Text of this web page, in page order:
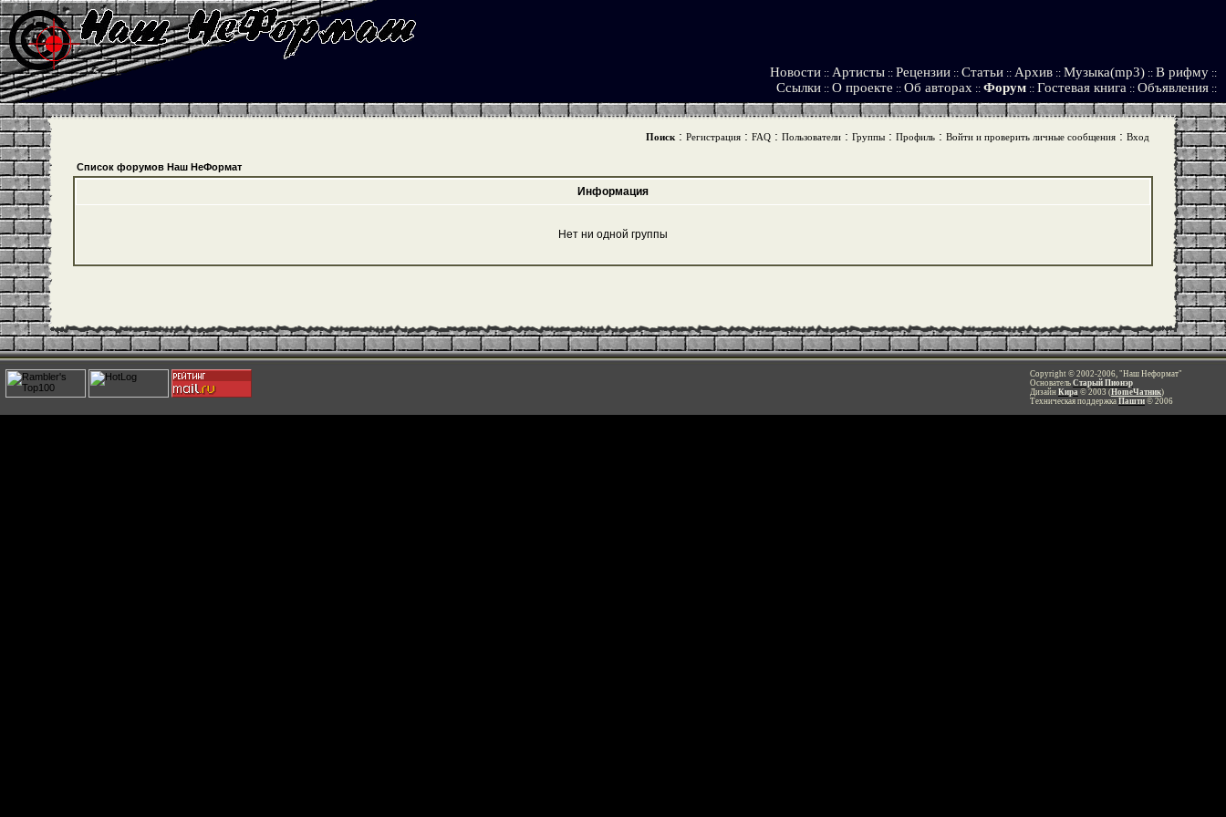
Новости :: Артисты :: Рецензии :: Статьи :: Архив :: Музыка(mp3) :: В рифму ::
Ссылки :: О проекте :: Об авторах :: Форум :: Гостевая книга :: Объявления ::
Поиск: Регистрация: FAQ: Пользователи: Группы: Профиль: Войти и проверить личные сообщения: Вход
Список форумов Наш НеФормат
Информация
Нет ни одной группы
Copyright © 2002-2006, "Наш Неформат"
Основатель Старый Пионэр
Дизайн Кира © 2003 (HomeЧатник)
Техническая поддержка Пашти © 2006